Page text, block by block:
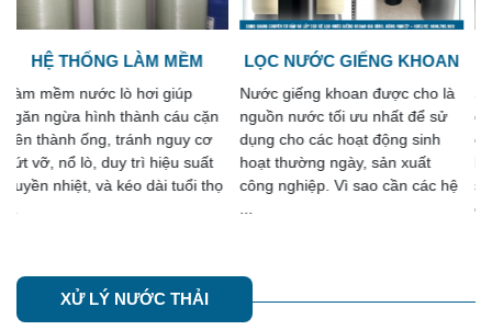
LỌC NƯỚC GIẾNG KHOAN
Nước giếng khoan được cho là
nguồn nước tối ưu nhất để sử
dụng cho các hoạt động sinh
hoạt thường ngày, sản xuất
công nghiệp. Vì sao cần các hệ
HỆ THỐNG RO
Song Giang chuyên tư vấn, lắp
đặt các hệ thống RO gia đình -
công nghiệp với các công suất
khác nhau phù hợp với nhu cầu
sử dụng. Cam kết chất lượng
XỬ LÝ NƯỚC THẢI